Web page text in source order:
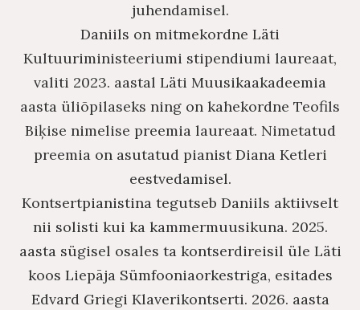
juhendamisel.
Daniils on mitmekordne Läti
Kultuuriministeeriumi stipendiumi laureaat,
valiti 2023. aastal Läti Muusikaakadeemia
aasta üliõpilaseks ning on kahekordne Teofils
Biķise nimelise preemia laureaat. Nimetatud
preemia on asutatud pianist Diana Ketleri
eestvedamisel.
Kontsertpianistina tegutseb Daniils aktiivselt
nii solisti kui ka kammermuusikuna. 2025.
aasta sügisel osales ta kontserdireisil üle Läti
koos Liepāja Sümfooniaorkestriga, esitades
Edvard Griegi Klaverikontserti. 2026. aasta